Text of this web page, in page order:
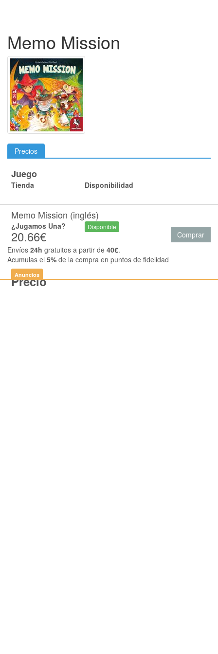
Memo Mission
Precios
Juego
Tienda
Precio
Disponibilidad
Memo Mission (inglés)
¿Jugamos Una?
20.66€
Disponible
Comprar
Envíos 24h gratuitos a partir de 40€.
Acumulas el 5% de la compra en puntos de fidelidad
Anuncios